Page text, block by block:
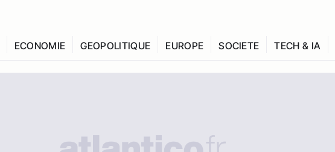
ECONOMIE GEOPOLITIQUE EUROPE SOCIETE TECH & IA